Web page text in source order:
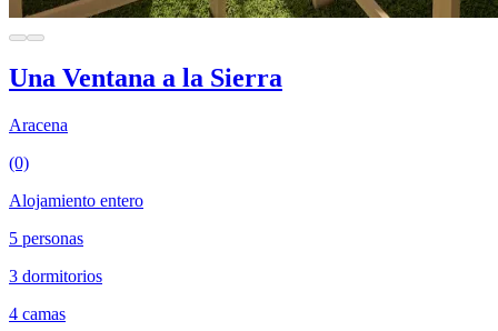
Una Ventana a la Sierra
Aracena
(0)
Alojamiento entero
5 personas
3 dormitorios
4 camas